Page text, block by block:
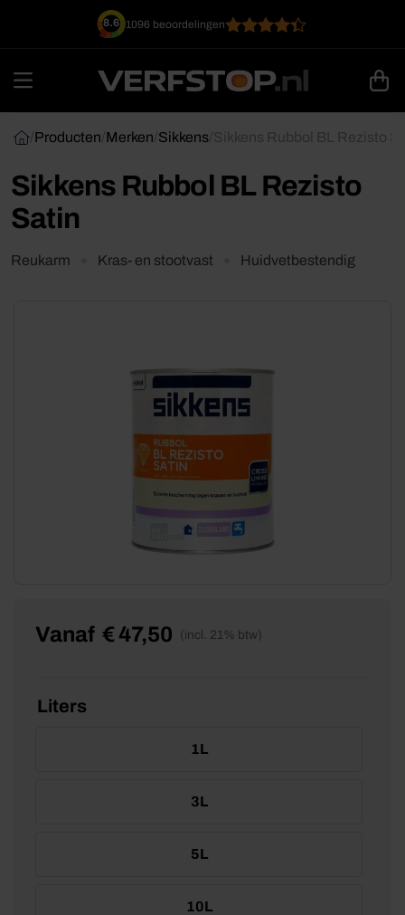
8.6 1096 beoordelingen
Producten Merken Sikkens Sikkens Rubbol BL Rezisto
Sikkens Rubbol BL Rezisto
Satin
Reukarm Kras- en stootvast Huidvetbestendig
Vanaf € 47,50 (incl. 21% btw)
Liters
1L
3L
5L
10L